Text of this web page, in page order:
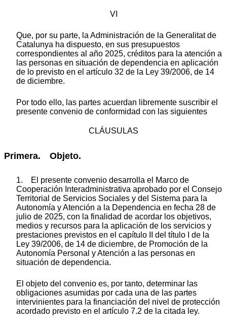
VI
Que, por su parte, la Administración de la Generalitat de
Catalunya ha dispuesto, en sus presupuestos
correspondientes al año 2025, créditos para la atención a
las personas en situación de dependencia en aplicación
de lo previsto en el artículo 32 de la Ley 39/2006, de 14
de diciembre.
Por todo ello, las partes acuerdan libremente suscribir el
presente convenio de conformidad con las siguientes
CLÁUSULAS
Primera. Objeto.
1. El presente convenio desarrolla el Marco de
Cooperación Interadministrativa aprobado por el Consejo
Territorial de Servicios Sociales y del Sistema para la
Autonomía y Atención a la Dependencia en fecha 28 de
julio de 2025, con la finalidad de acordar los objetivos,
medios y recursos para la aplicación de los servicios y
prestaciones previstos en el capítulo II del título I de la
Ley 39/2006, de 14 de diciembre, de Promoción de la
Autonomía Personal y Atención a las personas en
situación de dependencia.
El objeto del convenio es, por tanto, determinar las
obligaciones asumidas por cada una de las partes
intervinientes para la financiación del nivel de protección
acordado previsto en el artículo 7.2 de la citada ley.